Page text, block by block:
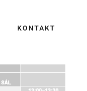
KONTAKT